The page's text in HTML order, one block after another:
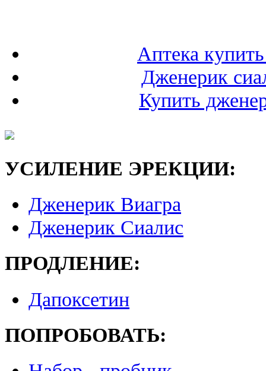
Аптека
Дженерик
Купить
УСИЛЕНИЕ ЭРЕКЦИИ:
Дженерик Виагра
Дженерик Сиалис
ПРОДЛЕНИЕ:
Дапоксетин
ПОПРОБОВАТЬ: